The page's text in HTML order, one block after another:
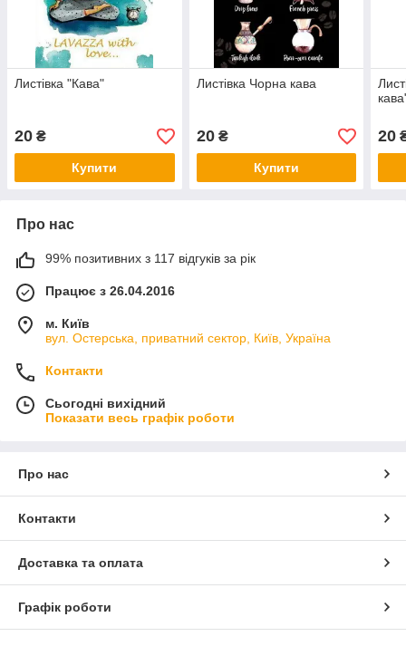
Листівка "Кава"
20 ₴
Купити
Листівка Чорна кава
20₴
Купити
20
Про нас
99% позитивних з 117 відгуків за рік
Працює з 26.04.2016
м. Київ
вул. Остерська, приватний сектор, Київ, Україна
Контакти
Сьогодні вихідний
Показати весь графік роботи
Про нас
Контакти
Доставка та оплата
Графік роботи